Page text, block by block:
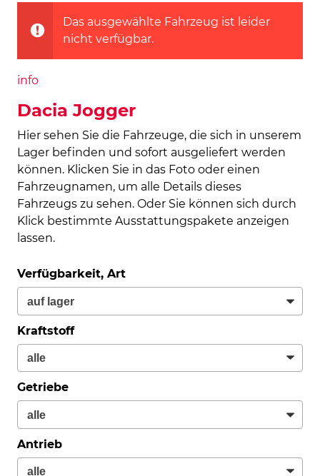
Das ausgewählte Fahrzeug ist leider
nicht verfügbar.
info
Dacia Jogger
Hier sehen Sie die Fahrzeuge, die sich in unserem
Lager befinden und sofort ausgeliefert werden
können. Klicken Sie in das Foto oder einen
Fahrzeugnamen, um alle Details dieses
Fahrzeugs zu sehen. Oder Sie können sich durch
Klick bestimmte Ausstattungspakete anzeigen
lassen.
Verfügbarkeit, Art
Kraftstoff
Getriebe
Antrieb